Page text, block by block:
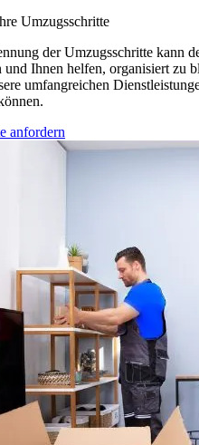
Umzugsschritte
der Umzugsschritte kann
und Ihnen helfen, organisiert zu
umfangreichen
anfordern